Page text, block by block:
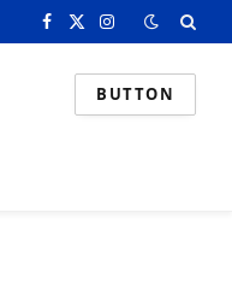
Facebook
X
Instagram
BUTTON